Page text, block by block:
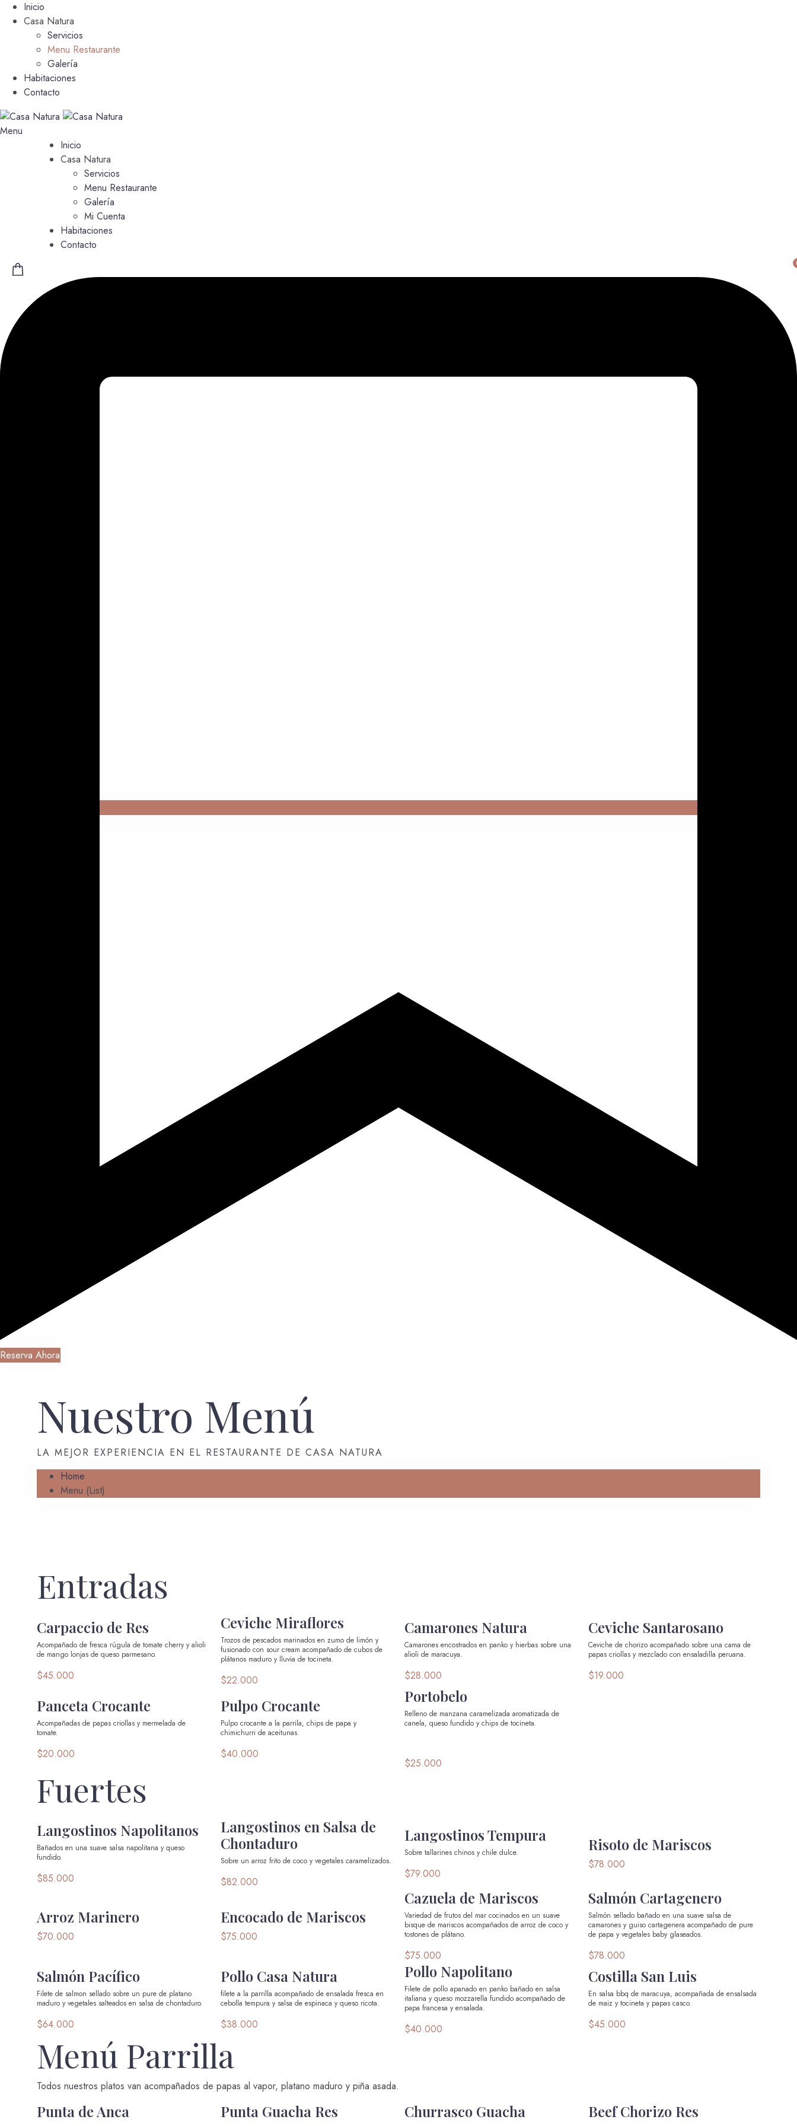
Inicio
Casa Natura
Servicios
Menu Restaurante
Galería
Habitaciones
Contacto
Menu
Inicio
Casa Natura
Servicios
Menu Restaurante
Galería
Mi Cuenta
Habitaciones
Contacto
Reserva Ahora
Nuestro Menú
LA MEJOR EXPERIENCIA EN EL RESTAURANTE DE CASA NATURA
Home
Menu (List)
Entradas
Carpaccio de Res
Acompañado de fresca rúgula de tomate cherry y alioli
de mango lonjas de queso parmesano.
$45.000
Ceviche Miraflores
Trozos de pescados marinados en zumo de limón y
fusionado con sour cream acompañado de cubos de
plátanos maduro y lluvia de tocineta.
$22.000
Camarones Natura
Camarones encostrados en panko y hierbas sobre una
alioli de maracuya.
$28.000
Ceviche Santarosano
Ceviche de chorizo acompañado sobre una cama de
papas criollas y mezclado con ensaladilla peruana.
$19.000
Panceta Crocante
Acompañadas de papas criollas y mermelada de
tomate.
$20.000
Pulpo Crocante
Pulpo crocante a la parrila, chips de papa y
chimichurri de aceitunas.
$40.000
Portobelo
Relleno de manzana caramelizada aromatizada de
canela, queso fundido y chips de tocineta.
$25.000
Fuertes
Langostinos Napolitanos
Bañados en una suave salsa napolitana y queso
fundido.
$85.000
Langostinos en Salsa de
Chontaduro
Sobre un arroz frito de coco y vegetales caramelizados.
$82.000
Langostinos Tempura
Sobre tallarines chinos y chile dulce.
$79.000
Risoto de Mariscos
$78.000
Arroz Marinero
$70.000
Encocado de Mariscos
$75.000
Cazuela de Mariscos
Variedad de frutos del mar cocinados en un suave
bisque de mariscos acompañados de arroz de coco y
tostones de plátano.
$75.000
Salmón Cartagenero
Salmón sellado bañado en una suave salsa de
camarones y guiso cartagenera acompañado de pure
de papa y vegetales baby glaseados.
$78.000
Salmón Pacífico
Filete de salmon sellado sobre un pure de platano
maduro y vegetales salteados en salsa de chontaduro.
$64.000
Pollo Casa Natura
filete a la parrilla acompañado de ensalada fresca en
cebolla tempura y salsa de espinaca y queso ricota.
$38.000
Pollo Napolitano
Filete de pollo apanado en panko bañado en salsa
italiana y queso mozzarella fundido acompañado de
papa francesa y ensalada.
$40.000
Costilla San Luis
En salsa bbq de maracuya, acompañada de ensalsada
de maiz y tocineta y papas casco.
$45.000
Menú Parrilla
Todos nuestros platos van acompañados de papas al vapor, platano maduro y piña asada.
Punta de Anca Punta Guacha Res Churrasco Guacha Beef Chorizo Res